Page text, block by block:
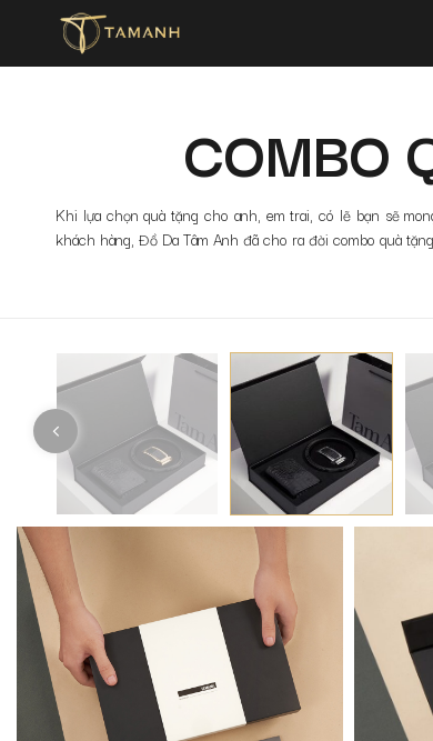
COMBO
Khi lựa chọn quà tặng cho anh, em trai, có lẽ bạn sẽ
khách hàng, Đồ Da Tâm Anh đã cho ra đời combo quà